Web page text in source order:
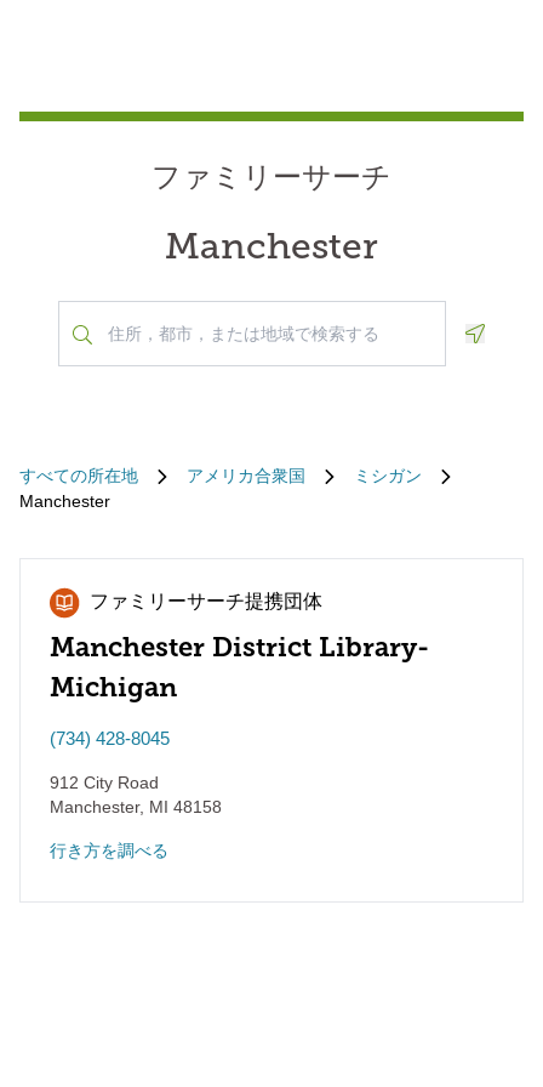
ファミリーサーチ
Manchester
すべての所在地 アメリカ合衆国
ミシガン
Manchester
ファミリーサーチ提携団体
Manchester District Library-
Michigan
(734) 428-8045
912 City Road
Manchester, MI 48158
行き方を調べる